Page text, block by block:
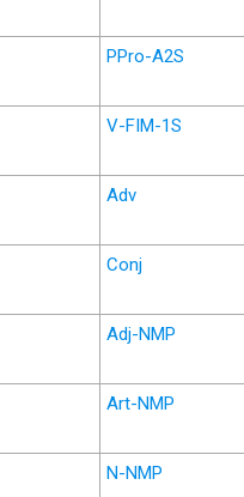
PPro-A2S
V-FIM-1S
Adv
Conj
Adj-NMP
Art-NMP
N-NMP